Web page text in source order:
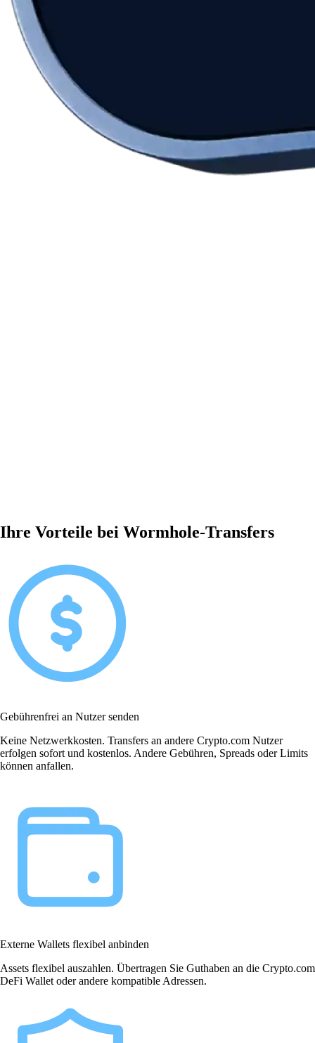
Ihre Vorteile bei Wormhole-Transfers
Gebührenfrei an Nutzer senden
Keine Netzwerkkosten. Transfers an andere Crypto.com Nutzer
erfolgen sofort und kostenlos. Andere Gebühren, Spreads oder Limits
können anfallen.
Externe Wallets flexibel anbinden
Assets flexibel auszahlen. Übertragen Sie Guthaben an die Crypto.com
DeFi Wallet oder andere kompatible Adressen.